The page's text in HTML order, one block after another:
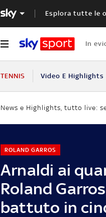
Esplora tutte le
In
TENNIS Video E Highlights
News e Highlights, tutto live:
Arnaldi ai
Roland
battuto in
ROLAND GARROS